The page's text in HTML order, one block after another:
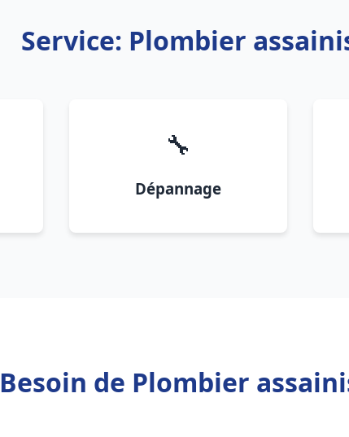
Service: Plombier
🔧
Dépannage
Besoin de Plombier